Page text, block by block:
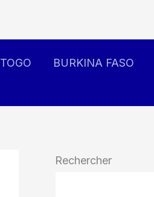
TOGO
BURKINA FASO
Rechercher